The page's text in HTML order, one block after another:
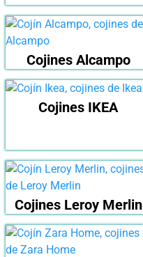
Cojines Alcampo
Cojines IKEA
Cojines Leroy Merlin